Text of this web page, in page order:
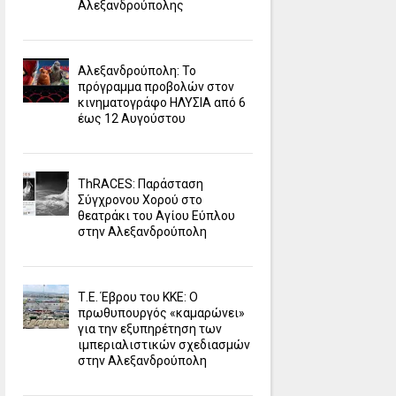
Αλεξανδρούπολης
Αλεξανδρούπολη: Το
πρόγραμμα προβολών στον
κινηματογράφο ΗΛΥΣΙΑ από 6
έως 12 Αυγούστου
ΤhRACES: Παράσταση
Σύγχρονου Χορού στο
θεατράκι του Αγίου Εύπλου
στην Αλεξανδρούπολη
Τ.Ε. Έβρου του ΚΚΕ: Ο
πρωθυπουργός «καμαρώνει»
για την εξυπηρέτηση των
ιμπεριαλιστικών σχεδιασμών
στην Αλεξανδρούπολη